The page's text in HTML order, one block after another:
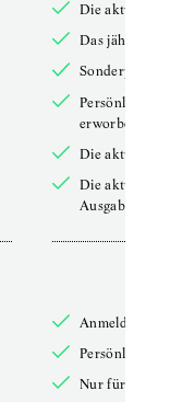
Die aktuelle
Das jährliche
Persönliches
erworbenen
Die aktuelle
Die aktuelle
Ausgabe
Anmelden
Persönliche
Nur für